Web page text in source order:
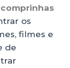
comprinhas
os
filmes e
de